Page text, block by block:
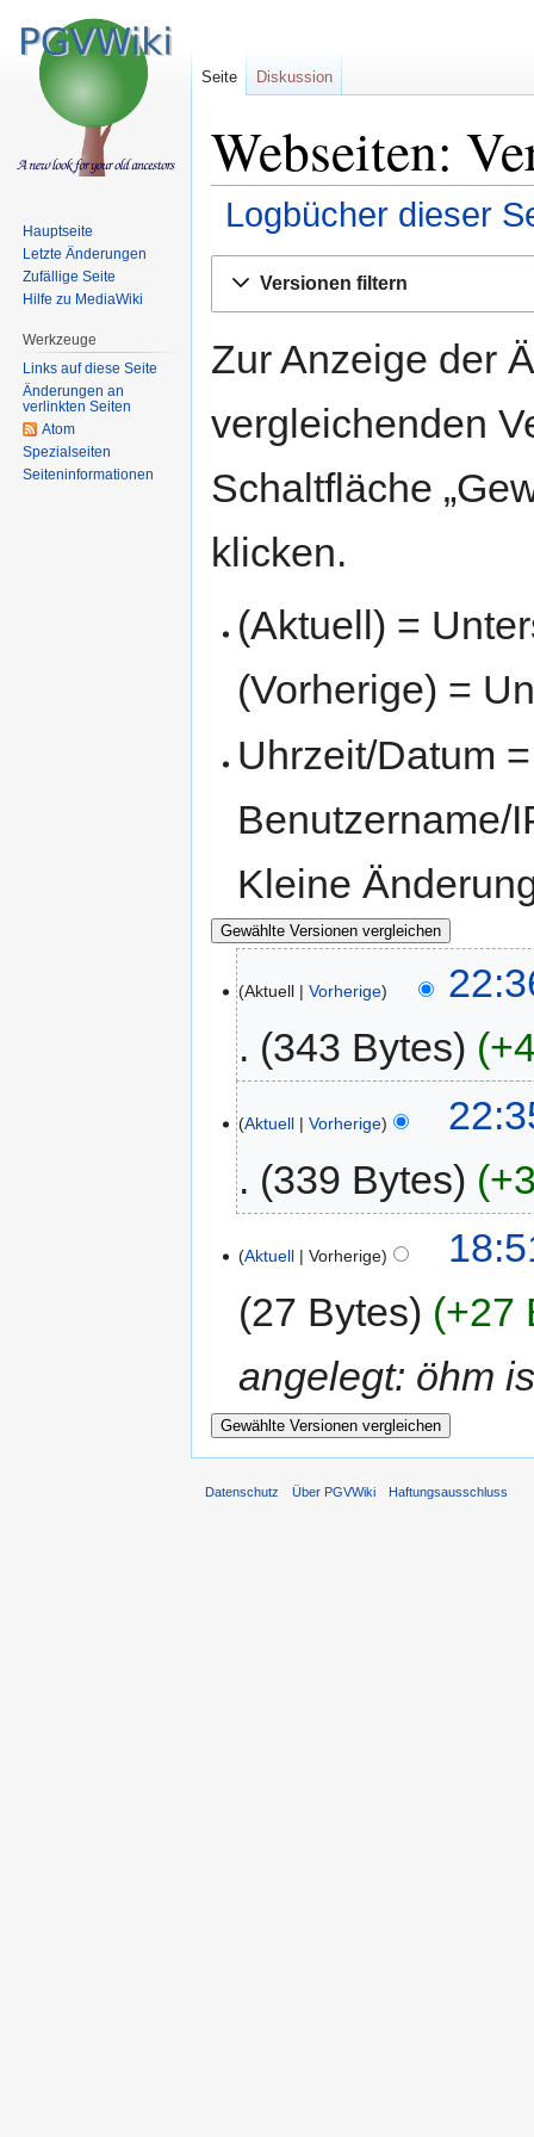
Webseiten:
Logbücher dieser
Navigation
Suche
Versionen filtern
Zur Anzeige der
vergleichenden
Schaltfläche
klicken.
(Aktuell) =
(Vorherige) =
Uhrzeit/Datum
Benutzername/
Kleine
Aktuell Vorherige
343 Bytes
Aktuell Vorherige
339 Bytes
Aktuell Vorherige
27 Bytes
+27
angelegt: öhm
Seite Diskussion
Hauptseite
Letzte Änderungen
Zufällige Seite
Hilfe zu MediaWiki
Werkzeuge
Links auf diese Seite
Änderungen an
verlinkten Seiten
Atom
Spezialseiten
Seiten­informationen
Datenschutz Über PGVWiki Haftungsausschluss